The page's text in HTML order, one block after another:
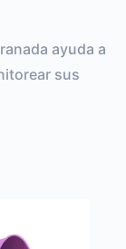
ayuda a
sus